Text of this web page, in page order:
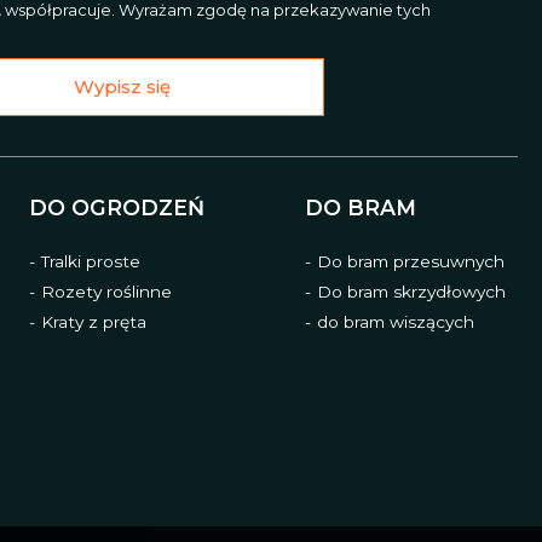
DO OGRODZEŃ
Tralki proste
Rozety roślinne
Kraty z pręta
DO BRAM
Do bram przesuwnych
Do bram skrzydłowych
do bram wiszących
współpracuje. Wyrażam zgodę na przekazywanie tych
Wypisz się